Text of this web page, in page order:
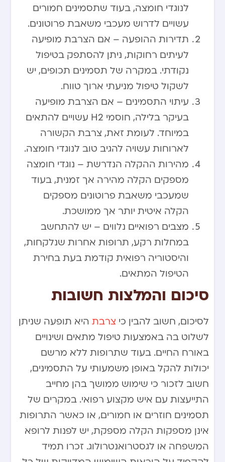
לנוגדי חומצה, בעוד שתסמינים חמורים
עשויים לדרוש מעכבי משאבת פרוטונים.
תדירות ההופעה – אם הצרבת מופיעה
לעיתים רחוקות, ניתן להסתפק בטיפול
נקודתי. במקרה של תסמינים תכופים, יש
לשקול טיפול מניעתי ארוך טווח.
עיתוי התסמינים – אם הצרבת מופיעה
בעיקר בלילה, חוסמי H2 עשויים להתאים
במיוחד. לעומת זאת, צרבת הקשורה
לארוחות עשויה להגיב טוב לנוגדי חומצה.
מהירות ההקלה הנדרשת – נוגדי חומצה
מספקים הקלה מהירה אך זמנית, בעוד
שמעכבי משאבת פרוטונים מספקים
הקלה איטית יותר אך ממושכת.
מצבים רפואיים נלווים – יש להתחשב
במחלות רקע, תרופות אחרות שנלקחות,
והיסטוריה רפואית קודמת בעת בחירת
הטיפול המתאים.
סיכום והמלצות חשובות
לסיכום, חשוב להבין כיצרבת היא תופעה שניתן
לשלוט בה באמצעות טיפול מתאים ושינויים
באורח החיים. בעוד שתרופות ללא מרשם
יכולות להקל באופן משמעותי על התסמינים,
חשוב לזכור כי שימוש ממושך בהן מחייב
התייעצות עם איש מקצוע רפואי. במקרים של
תסמינים חוזרים או חמורים, או כאשר התרופות
אינן מספקות הקלה מספקת, יש לפנות לרופא
המשפחה או לגסטרואנטרולוג. זכרו תמיד